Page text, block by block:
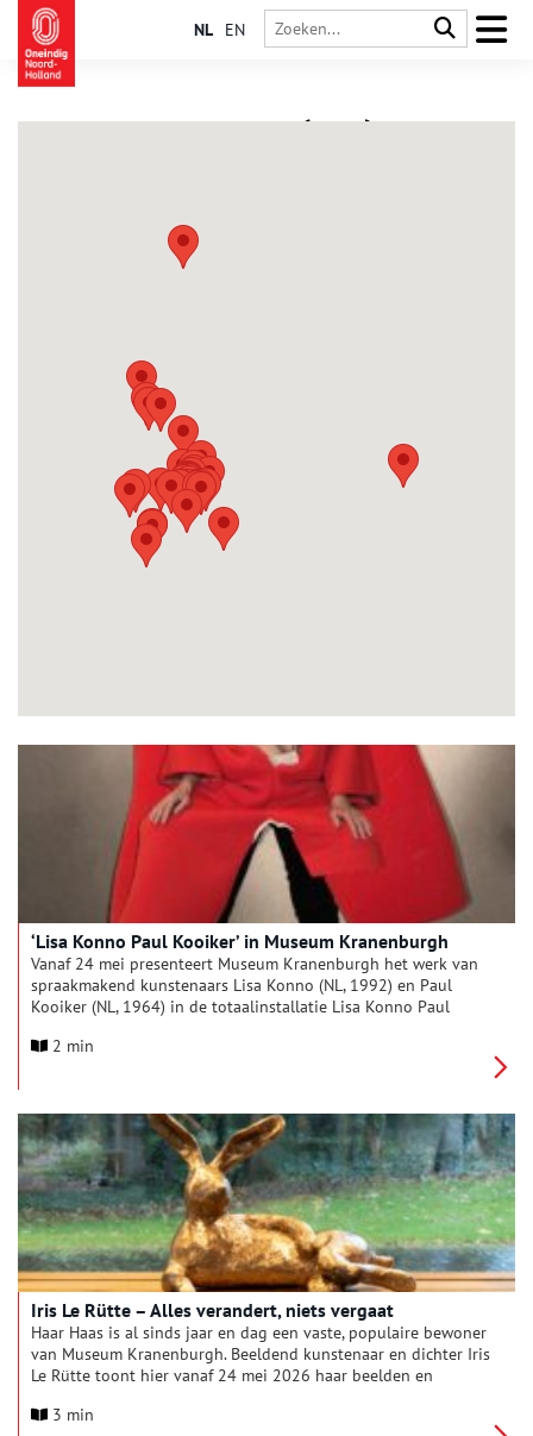
NL EN
Bergen (NH)
‘Lisa Konno Paul Kooiker’ in Museum Kranenburgh
Vanaf 24 mei presenteert Museum Kranenburgh het werk van
spraakmakend kunstenaars Lisa Konno (NL, 1992) en Paul
Kooiker (NL, 1964) in de totaalinstallatie Lisa Konno Paul
maar delen een interdisciplinaire wijze van werken waarbij ze
2 min
Iris Le Rütte – Alles verandert, niets vergaat
Haar Haas is al sinds jaar en dag een vaste, populaire bewoner
van Museum Kranenburgh. Beeldend kunstenaar en dichter Iris
Le Rütte toont hier vanaf 24 mei 2026 haar beelden en
gedaanteverandering – centraal staat. ‘Iets wil veranderen’,
3 min